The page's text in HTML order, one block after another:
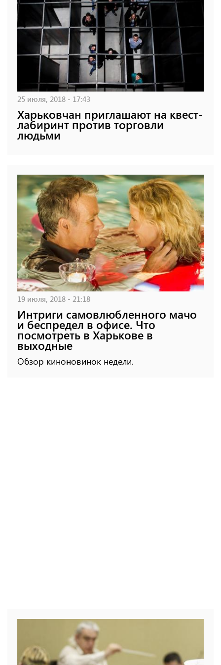
25 июля, 2018 - 17:43
Харьковчан приглашают на квест-
лабиринт против торговли
людьми
19 июля, 2018 - 21:18
Интриги самовлюбленного мачо
и беспредел в офисе. Что
посмотреть в Харькове в
выходные
Обзор киноновинок недели.